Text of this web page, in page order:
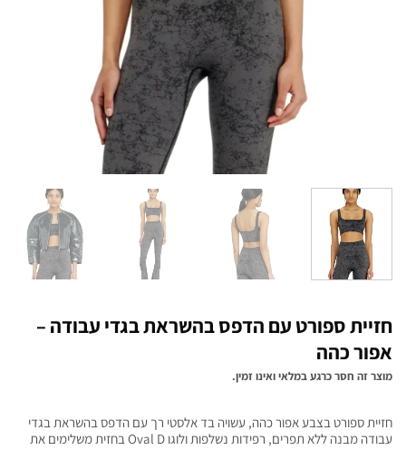
חזיית ספורט עם הדפס בהשראת בגדי עבודה –
אפור כהה
מוצר זה חסר כרגע במלאי ואינו זמין.
חזיית ספורט בצבע אפור כהה, עשויה בד אלסטי רך עם הדפס בהשראת בגדי
עבודה מבנה ללא תפרים, רפידות נשלפות ולוגו Oval D בחזית משלימים את